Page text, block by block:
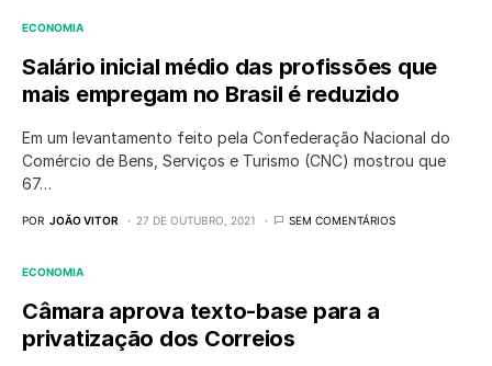
ECONOMIA
Salário inicial médio das profissões que
mais empregam no Brasil é reduzido
Em um levantamento feito pela Confederação Nacional do
Comércio de Bens, Serviços e Turismo (CNC) mostrou que
67…
POR JOÃO VITOR 27 DE OUTUBRO, 2021 SEM COMENTÁRIOS
ECONOMIA
Câmara aprova texto-base para a
privatização dos Correios